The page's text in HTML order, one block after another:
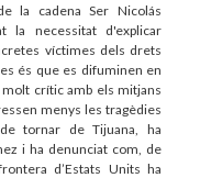
la cadena Ser Nicolás
la necessitat d'explicar
víctimes dels drets
és que es difuminen en
crític amb els mitjans
menys les tragèdies
tornar de Tijuana, ha
i ha denunciat com, de
d’Estats Units ha